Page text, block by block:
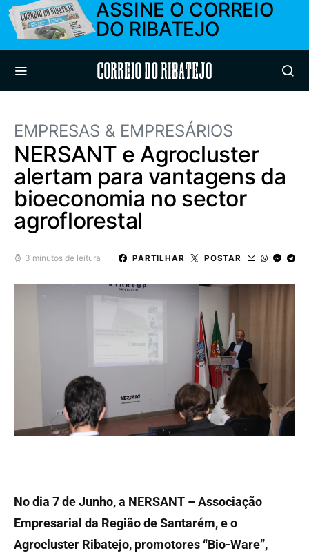
ASSINE O CORREIO
DO RIBATEJO
Correio do Ribatejo
EMPRESAS & EMPRESÁRIOS
NERSANT e Agrocluster
alertam para vantagens da
bioeconomia no sector
agroflorestal
3 minutos de leitura PARTILHAR POSTAR
No dia 7 de Junho, a NERSANT – Associação
Empresarial da Região de Santarém, e o
Agrocluster Ribatejo, promotores “Bio-Ware”,